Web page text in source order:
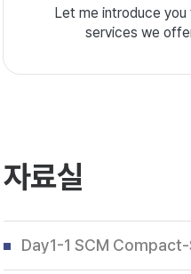
Let me introduce
services we
자료실
Day1-1 SCM